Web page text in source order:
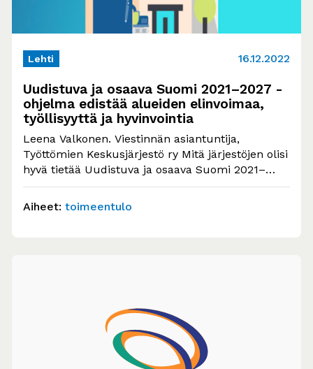
Lehti 16.12.2022
Uudistuva ja osaava Suomi 2021–2027 -
ohjelma edistää alueiden elinvoimaa,
työllisyyttä ja hyvinvointia
Leena Valkonen. Viestinnän asiantuntija,
Työttömien Keskusjärjestö ry Mitä järjestöjen olisi
hyvä tietää Uudistuva ja osaava Suomi 2021–
2027-ohjelmasta? Se tukee elinkeino-, energia-,…
Aiheet: toimeentulo